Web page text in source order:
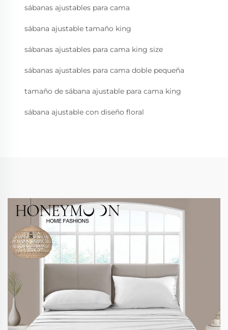
sábanas ajustables para cama
sábana ajustable tamaño king
sábanas ajustables para cama king size
sábanas ajustables para cama doble pequeña
tamaño de sábana ajustable para cama king
sábana ajustable con diseño floral